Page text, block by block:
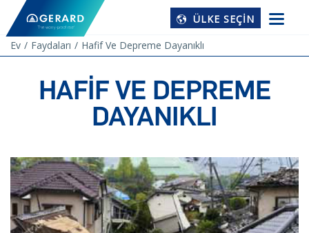
ÜLKE SEÇIN
Ev Faydaları Hafif Ve Depreme Dayanıklı
HAFIF VE DEPREME
DAYANIKLI